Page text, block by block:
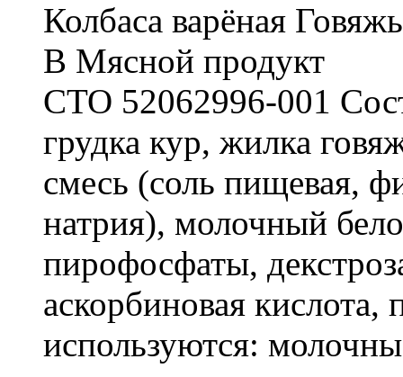
Колбаса варёная
В Мясной продукт
СТО 52062996-001
грудка кур, жилка
смесь (соль пищевая,
натрия), молочный
пирофосфаты,
аскорбиновая
используются: